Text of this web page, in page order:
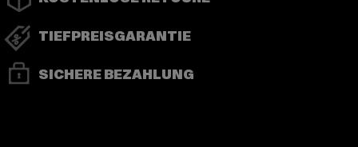
TIEFPREISGARANTIE
SICHERE BEZAHLUNG